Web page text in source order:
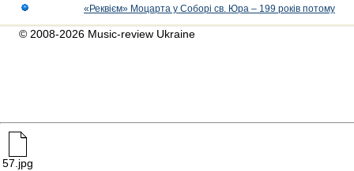
«Реквієм» Моцарта у Соборі св. Юра – 199 років потому
© 2008-2026 Music-review Ukraine
57.jpg